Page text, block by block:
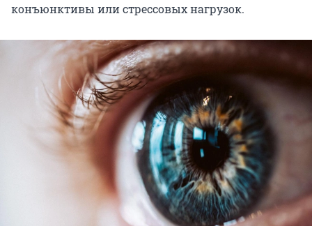
конъюнктивы или стрессовых нагрузок.